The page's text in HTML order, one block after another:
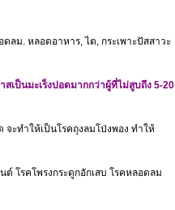
ลม. หลอดอาหาร, ไต, กระเพาะปัสสาวะ
สเป็นมะเร็งปอดมากกว่าผู้ที่ไม่สูบถึง 5-20
ะทำให้เป็นโรคถุงลมโป่งพอง ทำให้
โรคโพรงกระดูกอักเสบ โรคหลอดลม